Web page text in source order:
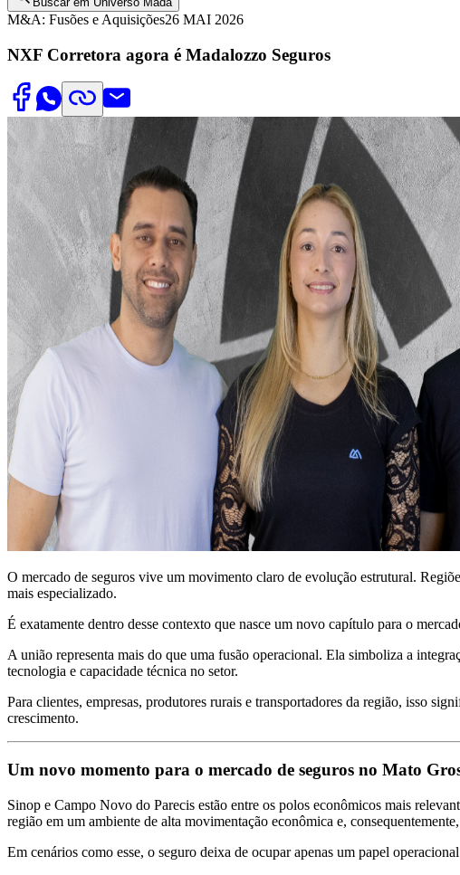
M&A: Fusões e Aquisições26 MAI 2026
NXF Corretora agora é Madalozzo Seguros
O mercado de seguros vive um movimento claro de evolução estrutural.
mais especializado.
É exatamente dentro desse contexto que nasce um novo capítulo para o
A união representa mais do que uma fusão operacional. Ela simboliza a
tecnologia e capacidade técnica no setor.
Para clientes, empresas, produtores rurais e transportadores da região, isso
crescimento.
Um novo momento para o mercado de seguros no Mato
Sinop e Campo Novo do Parecis estão entre os polos econômicos mais
região em um ambiente de alta movimentação econômica e,
Em cenários como esse, o seguro deixa de ocupar apenas um papel